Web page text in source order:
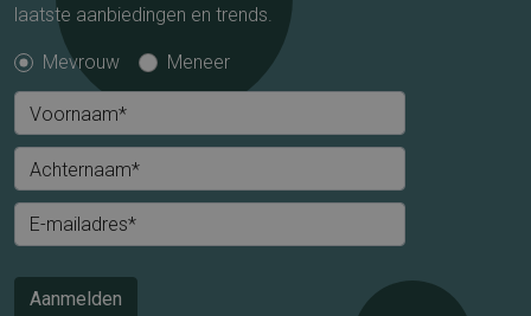
laatste aanbiedingen en trends.
Mevrouw Meneer
Voornaam*
Achternaam*
E-mailadres*
Aanmelden